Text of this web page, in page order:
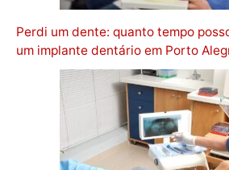
Perdi um dente: quanto tempo
um implante dentário em Porto